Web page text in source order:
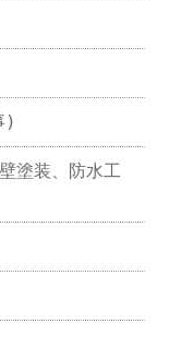
)
塗装、防水工